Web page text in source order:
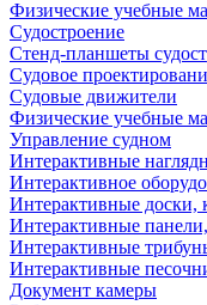
Физические учебные
Судостроение
Стенд-планшеты
Судовое
Судовые движители
Физические учебные
Управление судном
Интерактивные
Интерактивное
Интерактивные доски,
Интерактивные
Интерактивные
Интерактивные
Документ камеры